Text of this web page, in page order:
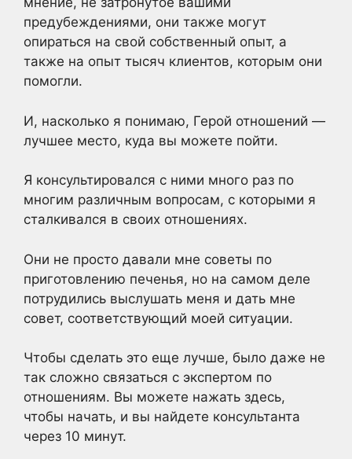
предубеждениями, они также могут
опираться на свой собственный опыт, а
также на опыт тысяч клиентов, которым они
помогли.
И, насколько я понимаю, Герой отношений —
лучшее место, куда вы можете пойти.
Я консультировался с ними много раз по
многим различным вопросам, с которыми я
сталкивался в своих отношениях.
Они не просто давали мне советы по
приготовлению печенья, но на самом деле
потрудились выслушать меня и дать мне
совет, соответствующий моей ситуации.
Чтобы сделать это еще лучше, было даже не
так сложно связаться с экспертом по
отношениям. Вы можете нажать здесь,
чтобы начать, и вы найдете консультанта
через 10 минут.